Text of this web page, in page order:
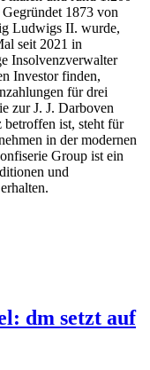
1873 von
Ludwigs II. wurde,
seit 2021 in
Insolvenzverwalter
Investor finden,
für drei
zur J. J. Darboven
ist, steht für
in der modernen
Group ist ein
und
dm setzt auf